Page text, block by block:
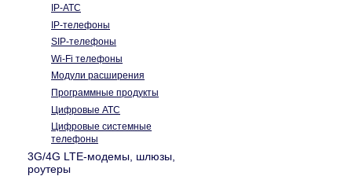
IP-АТС
IP-телефоны
SIP-телефоны
Wi-Fi телефоны
Модули расширения
Программные продукты
Цифровые АТС
Цифровые системные
телефоны
3G/4G LTE-модемы, шлюзы,
роутеры